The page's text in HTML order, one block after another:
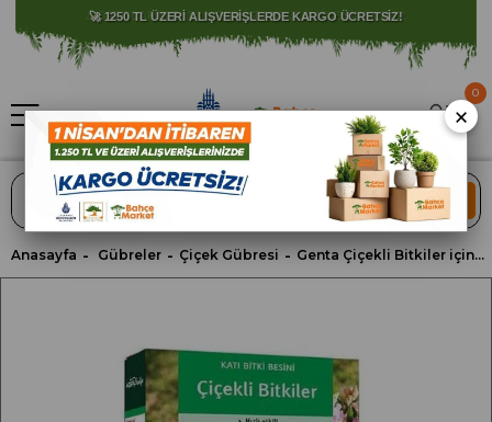
⚠️ SATIŞLARIMIZ YALNIZCA İSTANBUL İLİ İLE SINIRLIDIR.
ARA
0
Anasayfa Gübreler Çiçek Gübresi Genta Çiçekli Bitkiler için Katı Besin (800 Gr)
×